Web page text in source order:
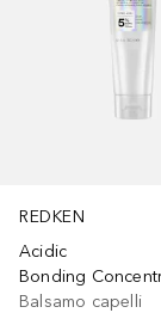
REDKEN
Acidic
Balsamo capelli